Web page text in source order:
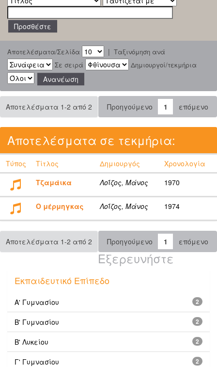
Αποτελέσματα/Σελίδα | Ταξινόμηση ανά
Σε σειρά
Δημιουργοί/τεκμήρια
Αποτελέσματα 1-2 από 2 Προηγούμενο 1 επόμενο
Αποτελέσματα σε τεκμήρια:
Τύπος Τίτλος Δημιουργός
Χρονολογία
Τζαμάικα
Λοΐζος, Μάνος 1970
Ο μέρμηγκας Λοΐζος, Μάνος 1974
Αποτελέσματα 1-2 από 2 Προηγούμενο 1 επόμενο
Εξερευνήστε
Εκπαιδευτικό Επίπεδο
2
Α' Γυμνασίου
2
Β' Γυμνασίου
2
Β' Λυκείου
2
Γ' Γυμνασίου